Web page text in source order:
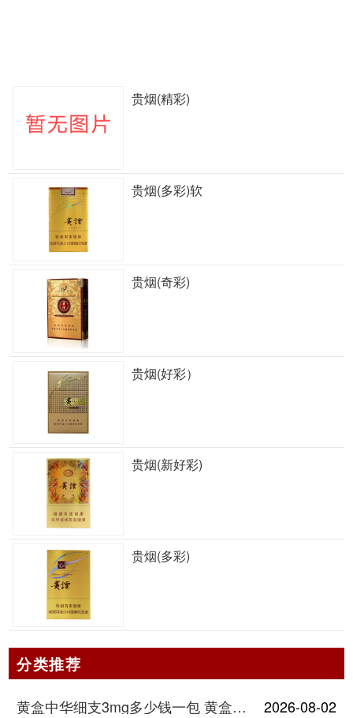
贵烟(精彩)
贵烟(多彩)软
贵烟(奇彩)
贵烟(好彩）
贵烟(新好彩)
贵烟(多彩)
分类推荐
黄盒中华细支3mg多少钱一包 黄盒中华细支3mg香烟价格查询
2026-08-02